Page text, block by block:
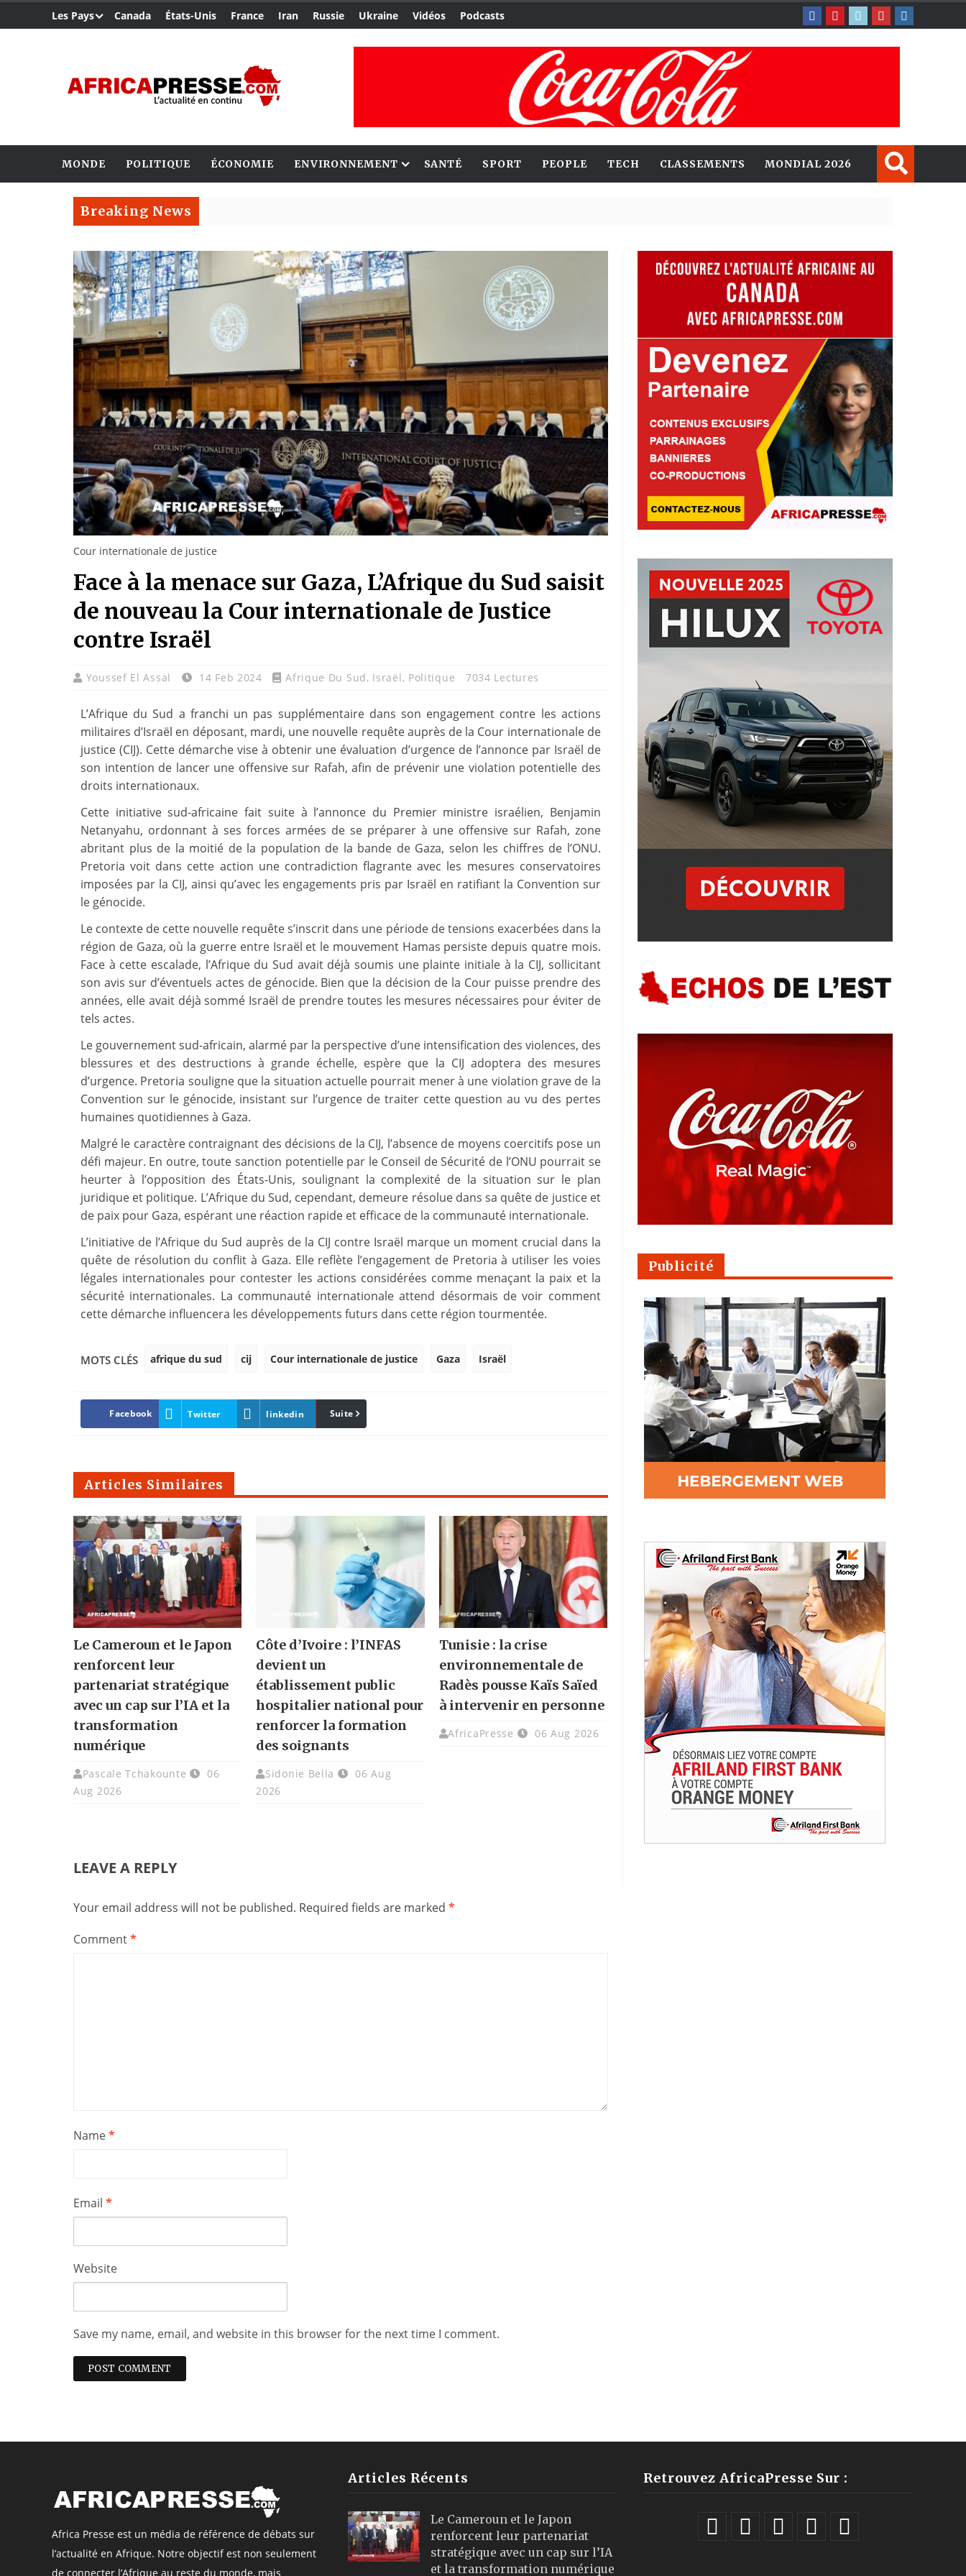
Les Pays Canada États-Unis France Iran Russie Ukraine Vidéos Podcasts
MONDE POLITIQUE ÉCONOMIE ENVIRONNEMENT SANTÉ SPORT PEOPLE TECH CLASSEMENTS MONDIAL 2026
Breaking News
Cour internationale de justice
Face à la menace sur Gaza, L’Afrique du Sud saisit
de nouveau la Cour internationale de Justice
contre Israël
Youssef El Assal 14 Feb 2024 Afrique Du Sud, Israël, Politique 7034 Lectures
L’Afrique du Sud a franchi un pas supplémentaire dans son engagement contre les actions
militaires d’Israël en déposant, mardi, une nouvelle requête auprès de la Cour internationale de
justice (CIJ). Cette démarche vise à obtenir une évaluation d’urgence de l’annonce par Israël de
son intention de lancer une offensive sur Rafah, afin de prévenir une violation potentielle des
droits internationaux.
Cette initiative sud-africaine fait suite à l’annonce du Premier ministre israélien, Benjamin
Netanyahu, ordonnant à ses forces armées de se préparer à une offensive sur Rafah, zone
abritant plus de la moitié de la population de la bande de Gaza, selon les chiffres de l’ONU.
Pretoria voit dans cette action une contradiction flagrante avec les mesures conservatoires
imposées par la CIJ, ainsi qu’avec les engagements pris par Israël en ratifiant la Convention sur
le génocide.
Le contexte de cette nouvelle requête s’inscrit dans une période de tensions exacerbées dans la
région de Gaza, où la guerre entre Israël et le mouvement Hamas persiste depuis quatre mois.
Face à cette escalade, l’Afrique du Sud avait déjà soumis une plainte initiale à la CIJ, sollicitant
son avis sur d’éventuels actes de génocide. Bien que la décision de la Cour puisse prendre des
années, elle avait déjà sommé Israël de prendre toutes les mesures nécessaires pour éviter de
tels actes.
Le gouvernement sud-africain, alarmé par la perspective d’une intensification des violences, des
blessures et des destructions à grande échelle, espère que la CIJ adoptera des mesures
d’urgence. Pretoria souligne que la situation actuelle pourrait mener à une violation grave de la
Convention sur le génocide, insistant sur l’urgence de traiter cette question au vu des pertes
humaines quotidiennes à Gaza.
Malgré le caractère contraignant des décisions de la CIJ, l’absence de moyens coercitifs pose un
défi majeur. En outre, toute sanction potentielle par le Conseil de Sécurité de l’ONU pourrait se
heurter à l’opposition des États-Unis, soulignant la complexité de la situation sur le plan
juridique et politique. L’Afrique du Sud, cependant, demeure résolue dans sa quête de justice et
de paix pour Gaza, espérant une réaction rapide et efficace de la communauté internationale.
L’initiative de l’Afrique du Sud auprès de la CIJ contre Israël marque un moment crucial dans la
quête de résolution du conflit à Gaza. Elle reflète l’engagement de Pretoria à utiliser les voies
légales internationales pour contester les actions considérées comme menaçant la paix et la
sécurité internationales. La communauté internationale attend désormais de voir comment
cette démarche influencera les développements futurs dans cette région tourmentée.
MOTS CLÉS afrique du sud cij Cour internationale de justice Gaza Israël
Facebook Twitter linkedin Pinterest
Suite
Articles Similaires
Le Cameroun et le Japon
renforcent leur
partenariat stratégique
avec un cap sur l’IA et la
transformation
numérique
Pascale Tchakounte
06
Aug 2026
Côte d’Ivoire : l’INFAS
devient un
établissement public
hospitalier national pour
renforcer la formation
des soignants
Sidonie Bella
06 Aug
2026
Tunisie : la crise
environnementale de
Radès pousse Kaïs Saïed
à intervenir en personne
AfricaPresse 06 Aug 2026
LEAVE A REPLY
Your email address will not be published. Required fields are marked *
Comment*
Name*
Email *
Website
Save my name, email, and website in this browser for the next time I comment.
Publicité
Africa Presse est un média de référence de débats sur
l’actualité en Afrique. Notre objectif est non seulement
de connecter l’Afrique au reste du monde, mais
Articles Récents
Le Cameroun et le Japon
renforcent leur partenariat
stratégique avec un cap sur l’IA
et la transformation numérique
Retrouvez AfricaPresse Sur :